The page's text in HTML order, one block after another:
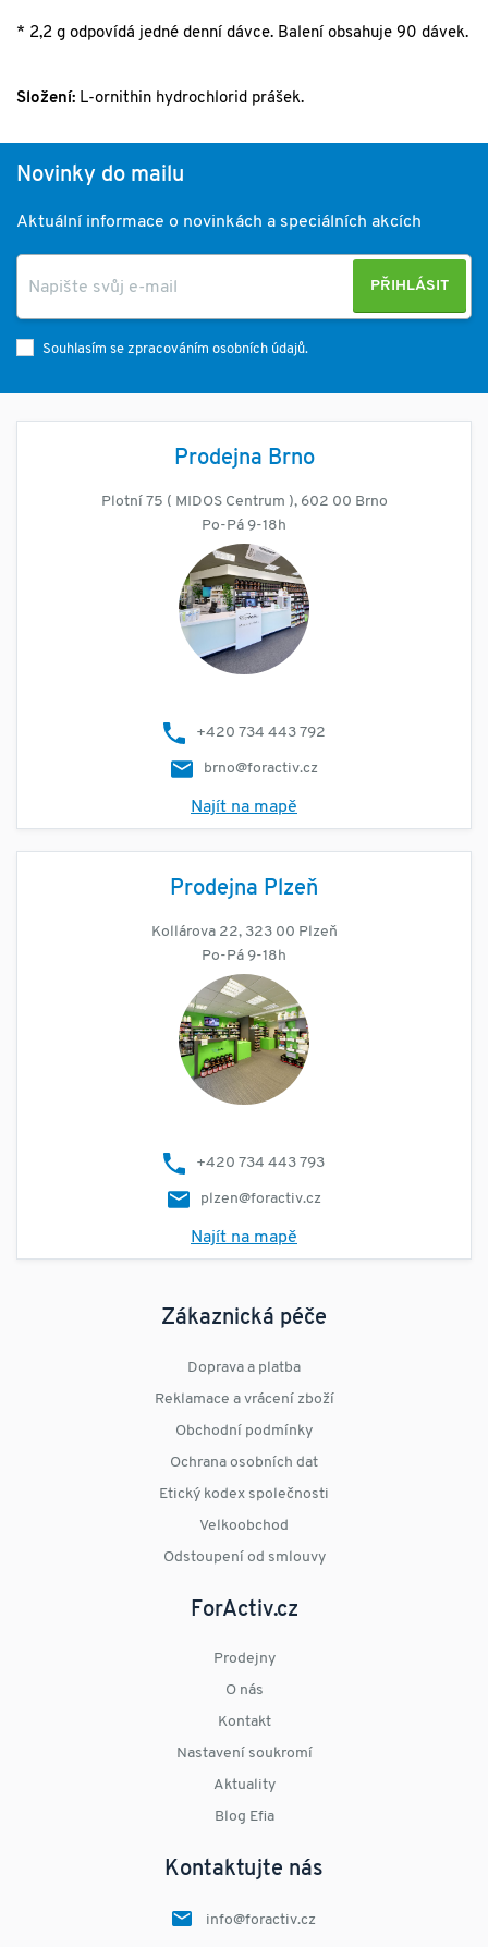
* 2,2 g odpovídá jedné denní dávce. Balení obsahuje 90 dávek.
Složení: L-ornithin hydrochlorid prášek.
Novinky do mailu
Aktuální informace o novinkách a speciálních akcích
PŘIHLÁSIT
Souhlasím se zpracováním osobních údajů.
Prodejna Brno
Plotní 75 ( MIDOS Centrum ), 602 00 Brno
Po-Pá 9-18h
+420 734 443 792
brno@foractiv.cz
Najít na mapě
Prodejna Plzeň
Kollárova 22, 323 00 Plzeň
Po-Pá 9-18h
+420 734 443 793
plzen@foractiv.cz
Najít na mapě
Zákaznická péče
Doprava a platba
Reklamace a vrácení zboží
Obchodní podmínky
Ochrana osobních dat
Etický kodex společnosti
Velkoobchod
Odstoupení od smlouvy
ForActiv.cz
Prodejny
O nás
Kontakt
Nastavení soukromí
Aktuality
Blog Efia
Kontaktujte nás
info@foractiv.cz